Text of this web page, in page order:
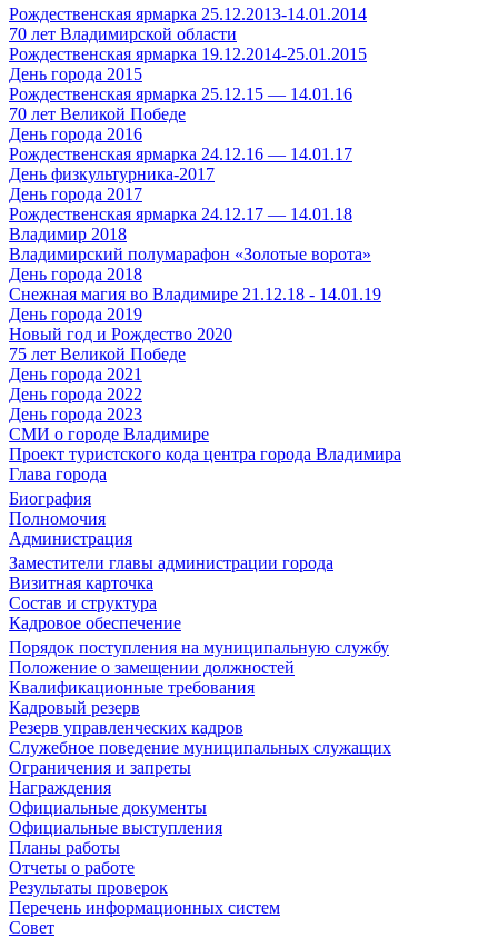
Рождественская ярмарка 25.12.2013-14.01.2014
70 лет Владимирской области
Рождественская ярмарка 19.12.2014-25.01.2015
День города 2015
Рождественская ярмарка 25.12.15 — 14.01.16
70 лет Великой Победе
День города 2016
Рождественская ярмарка 24.12.16 — 14.01.17
День физкультурника-2017
День города 2017
Рождественская ярмарка 24.12.17 — 14.01.18
Владимир 2018
Владимирский полумарафон «Золотые ворота»
День города 2018
Снежная магия во Владимире 21.12.18 - 14.01.19
День города 2019
Новый год и Рождество 2020
75 лет Великой Победе
День города 2021
День города 2022
День города 2023
СМИ о городе Владимире
Проект туристского кода центра города Владимира
Глава города
Биография
Полномочия
Администрация
Заместители главы администрации города
Визитная карточка
Состав и структура
Кадровое обеспечение
Порядок поступления на муниципальную службу
Положение о замещении должностей
Квалификационные требования
Кадровый резерв
Резерв управленческих кадров
Служебное поведение муниципальных служащих
Ограничения и запреты
Награждения
Официальные документы
Официальные выступления
Планы работы
Отчеты о работе
Результаты проверок
Перечень информационных систем
Совет